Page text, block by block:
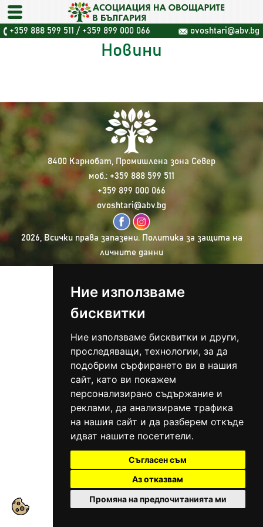
Ние използваме
бисквитки
Ние използваме бисквитки и други,
проследяващи, технологии, за да
подобрим сърфирането ви в нашия
сайт, като ви покажем
персонализирано съдържание и
реклами, да анализираме трафика
на нашия сайт и да разберем откъде
идват нашите посетители.
Съгласен съм
Аз отказвам
Промяна на предпочитанията ми
+359 888 599 511 / +359 899 000 066 ovoshtari@abv.bg
Новини
8400 Карнобат, Промишлена зона Север
моб.: +359 888 599 511
+359 899 000 066
ovoshtari@abv.bg
2026, Всички права запазени. Политика за защита на
личните данни